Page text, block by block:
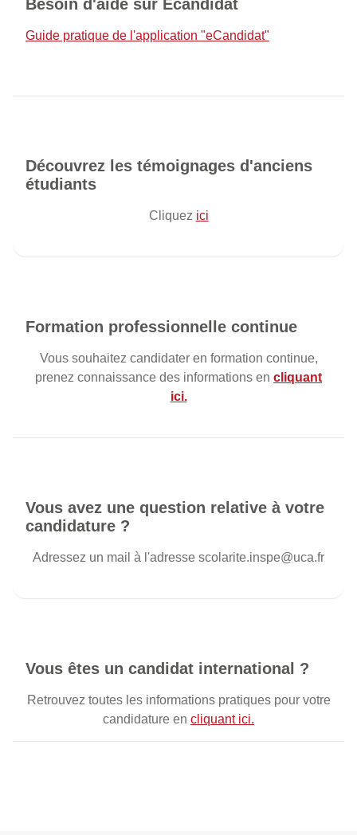
Besoin d'aide sur Ecandidat
Guide pratique de l'application "eCandidat"
Découvrez les témoignages d'anciens
étudiants
Cliquez ici
Formation professionnelle continue
Vous souhaitez candidater en formation continue,
prenez connaissance des informations en cliquant
ici.
Vous avez une question relative à votre
candidature ?
Adressez un mail à l'adresse scolarite.inspe@uca.fr
Vous êtes un candidat international ?
Retrouvez toutes les informations pratiques pour votre
candidature en cliquant ici.